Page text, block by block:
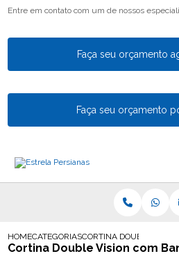
Entre em contato com um de nossos
Faça seu orçamento
Faça seu orçamento
HOMECATEGORIASCORTINA DOUBLE
Cortina Double Vision com